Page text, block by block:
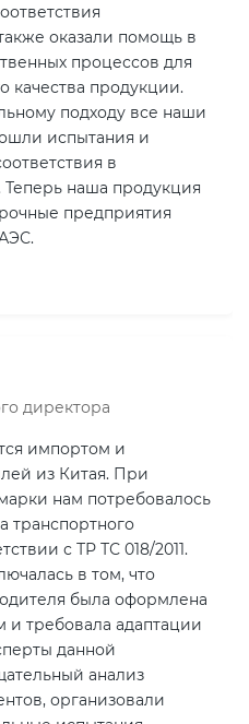
оказали помощь в
процессов для
качества продукции.
подходу все наши
испытания и
в
наша продукция
предприятия
директора
импортом и
из Китая. При
нам потребовалось
транспортного
с ТР ТС 018/2011.
в том, что
была оформлена
и требовала адаптации
данной
анализ
организовали